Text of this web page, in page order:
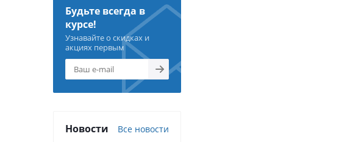
Будьте всегда в
курсе!
Узнавайте о скидках и
акциях первым
Новости Все новости